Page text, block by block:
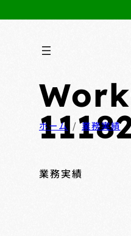
業務実績
ホーム 業務実績